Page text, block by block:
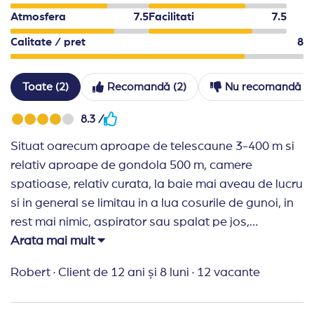
Atmosfera 7.5Facilitati 7.5
Calitate / pret 8
Toate (2) Recomandă (2) Nu recomandă
8.3 /
Situat oarecum aproape de telescaune 3-400 m si
relativ aproape de gondola 500 m, camere
spatioase, relativ curata, la baie mai aveau de lucru
si in general se limitau in a lua cosurile de gunoi, in
rest mai nimic, aspirator sau spalat pe jos,
parcarea gratuita, in schimb te obligau sa lasi
nu aveai huse atat pentru clapari cat si pentru
Arata mai mult
Robert · Client de 12 ani și 8 luni · 12 vacante